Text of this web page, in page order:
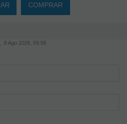
COMPRAR
8 Ago 2026, 09:56